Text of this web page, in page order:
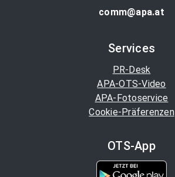
comm@apa.at
Services
PR-Desk
APA-OTS-Video
APA-Fotoservice
Cookie-Präferenzen
OTS-App